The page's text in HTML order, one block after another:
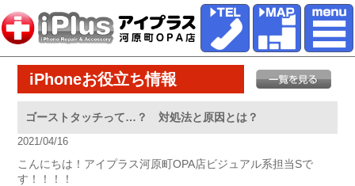
iPhoneお役立ち情報
ゴーストタッチって…？ 対処法と原因とは？
2021/04/16
こんにちは！アイプラス河原町OPA店ビジュアル系担当Sで
す！！！！